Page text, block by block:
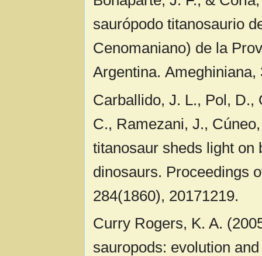
saurópodo titanosaurio
Cenomaniano) de la
Argentina. Ameghiniana,
Carballido, J. L., Pol, D.,
C., Ramezani, J.,
titanosaur sheds light on
dinosaurs. Proceedings
284(1860), 20171219.
Curry Rogers, K. A.
sauropods: evolution